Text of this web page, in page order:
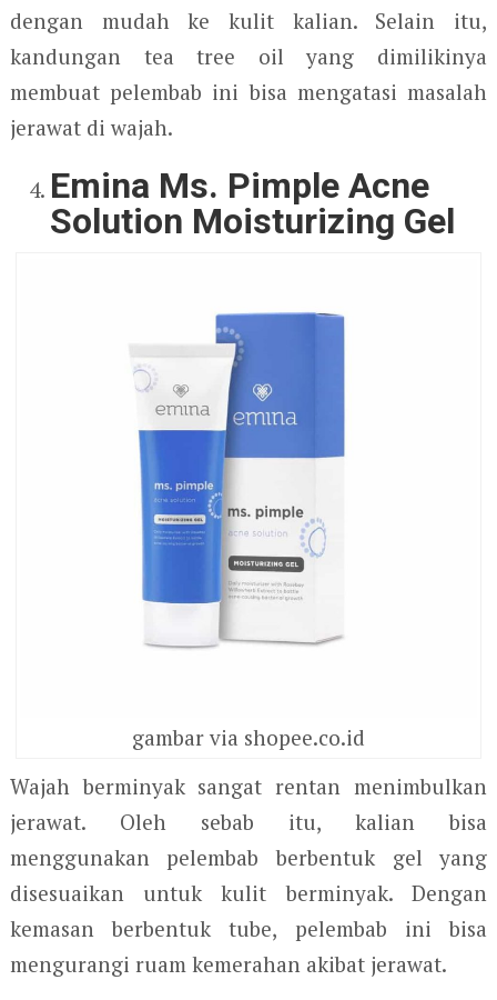
dengan mudah ke kulit kalian. Selain itu,
kandungan tea tree oil yang dimilikinya
membuat pelembab ini bisa mengatasi masalah
jerawat di wajah.
Emina Ms. Pimple Acne
Solution Moisturizing Gel
gambar via shopee.co.id
Wajah berminyak sangat rentan menimbulkan
jerawat. Oleh sebab itu, kalian bisa
menggunakan pelembab berbentuk gel yang
disesuaikan untuk kulit berminyak. Dengan
kemasan berbentuk tube, pelembab ini bisa
mengurangi ruam kemerahan akibat jerawat.